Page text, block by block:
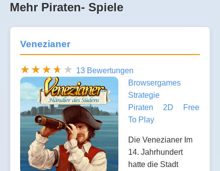
Mehr Piraten- Spiele
Venezianer
13 Bewertungen
Browsergames
Strategie
Piraten
2D
Free
To Play
Die Venezianer Im
14. Jahrhundert
hatte die Stadt